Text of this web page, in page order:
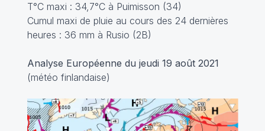
T°C maxi : 34,7°C à Puimisson (34)
Cumul maxi de pluie au cours des 24 dernières
heures : 36 mm à Rusio (2B)
Analyse Européenne du jeudi 19 août 2021
(météo finlandaise)